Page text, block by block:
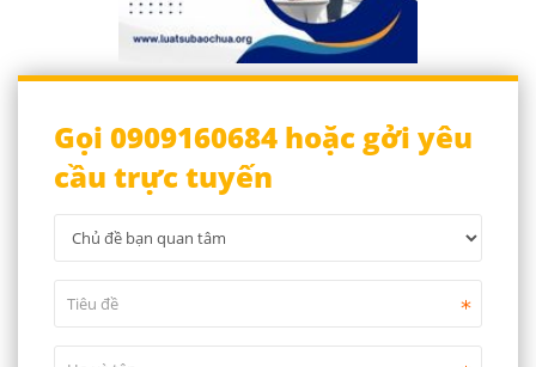
Gọi 0909160684 hoặc gởi yêu
cầu trực tuyến